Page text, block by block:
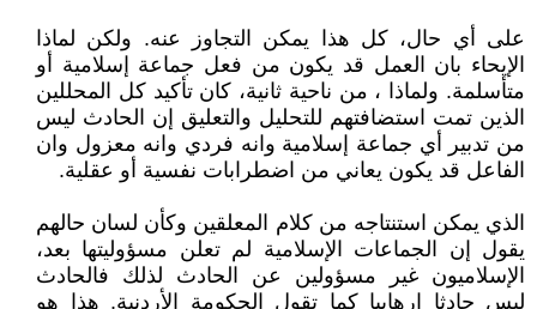
على أي حال، كل هذا يمكن التجاوز عنه. ولكن لماذا
الإيحاء بان العمل قد يكون من فعل جماعة إسلامية أو
متأسلمة. ولماذا ، من ناحية ثانية، كان تأكيد كل المحللين
الذين تمت استضافتهم للتحليل والتعليق إن الحادث ليس
من تدبير أي جماعة إسلامية وانه فردي وانه معزول وان
الفاعل قد يكون يعاني من اضطرابات نفسية أو عقلية.
الذي يمكن استنتاجه من كلام المعلقين وكأن لسان حالهم
يقول إن الجماعات الإسلامية لم تعلن مسؤوليتها بعد،
الإسلاميون غير مسؤولين عن الحادث لذلك فالحادث
ليس حادثا إرهابيا كما تقول الحكومة الأردنية. هذا هو